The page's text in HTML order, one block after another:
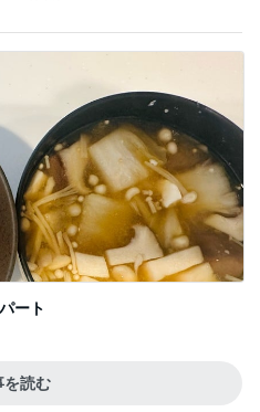
ぎ惚れした香水
2日前
グ
融セミナー③逃げること＆未来
が決めている
営業ワーママの、他人と比べない生き